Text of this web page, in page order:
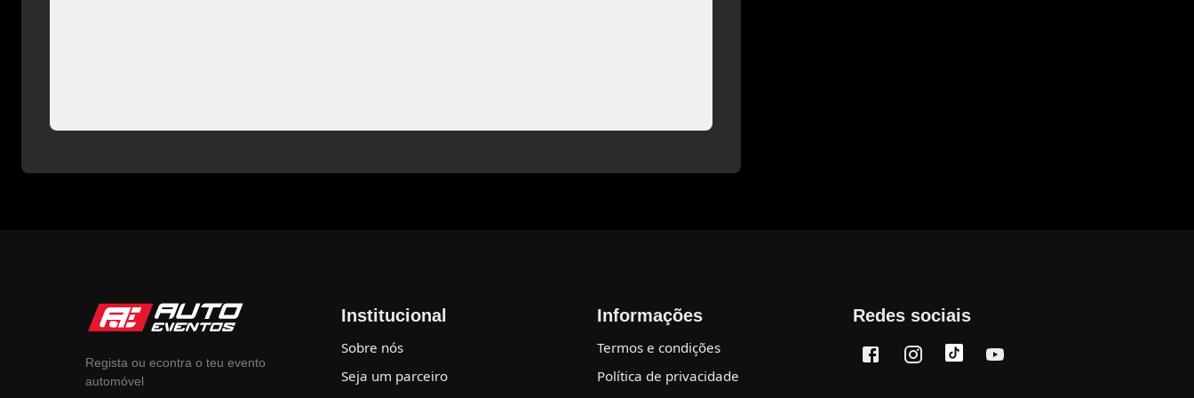
Regista ou econtra o teu evento
automóvel
Institucional
Sobre nós
Seja um parceiro
Informações
Termos e condições
Política de privacidade
Redes sociais